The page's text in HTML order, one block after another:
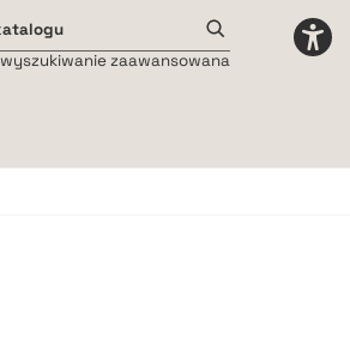
wyszukiwanie zaawansowana